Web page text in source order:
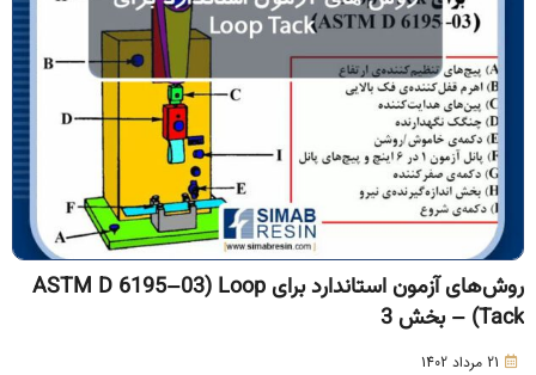
روش‌های آزمون استاندارد برای ASTM D 6195–03) Loop
Tack) – بخش 3
21 مرداد 1402